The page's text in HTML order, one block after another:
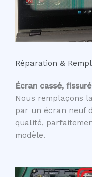
Réparation &
Écran cassé,
Nous remplaçons
par un écran neuf
qualité,
modèle.